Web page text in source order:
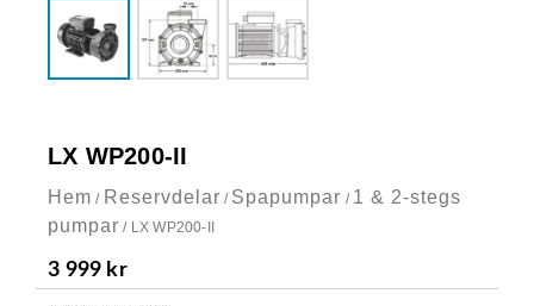
LX WP200-II
Hem / Reservdelar / Spapumpar / 1 & 2-stegs
pumpar / LX WP200-II
3 999 kr